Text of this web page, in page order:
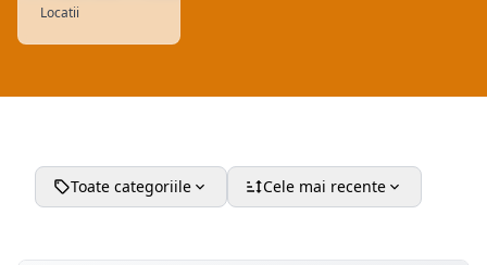
Locatii
Toate categoriile Cele mai recente